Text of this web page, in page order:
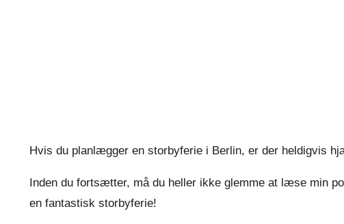
Hvis du planlægger en storbyferie i Berlin, er der heldigvis
Inden du fortsætter, må du heller ikke glemme at læse min
en fantastisk storbyferie!